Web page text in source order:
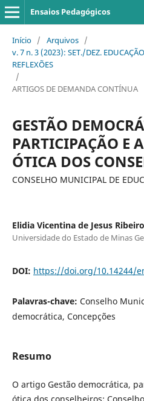
Ensaios Pedagógicos
Início / Arquivos /
v. 7 n. 3 (2023): SET./DEZ.
REFLEXÕES
/
ARTIGOS DE DEMANDA CONTÍNUA
GESTÃO
PARTICIPAÇÃO E
ÓTICA DOS
CONSELHO MUNICIPAL DE
Elidia Vicentina de Jesus Ribeiro
Universidade do Estado de Minas
DOI: https://doi.org/10.14244/
Palavras-chave: Conselho
democrática, Concepções
Resumo
O artigo Gestão democrática,